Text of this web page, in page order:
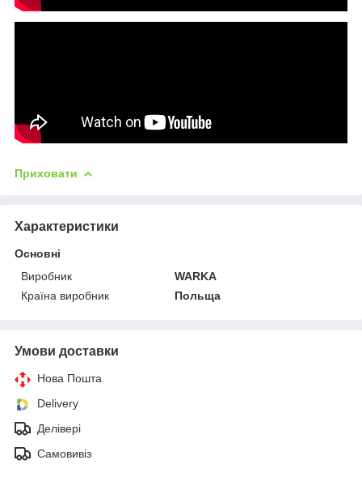
Приховати
Характеристики
Основні
Виробник
WARKA
Країна виробник
Польща
Умови доставки
Нова Пошта
Delivery
Делівері
Самовивіз